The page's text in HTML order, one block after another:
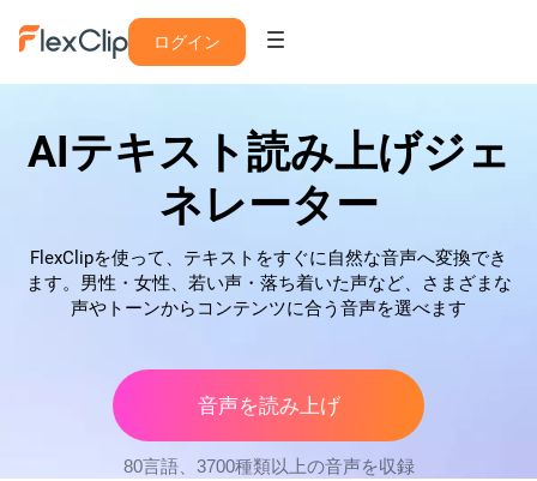
ログイン
AIテキスト読み上げジェ
ネレーター
FlexClipを使って、テキストをすぐに自然な音声へ変換でき
ます。男性・女性、若い声・落ち着いた声など、さまざまな
声やトーンからコンテンツに合う音声を選べます
音声を読み上げ
80言語、3700種類以上の音声を収録